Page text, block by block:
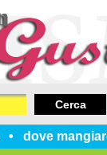
dove
Cerca